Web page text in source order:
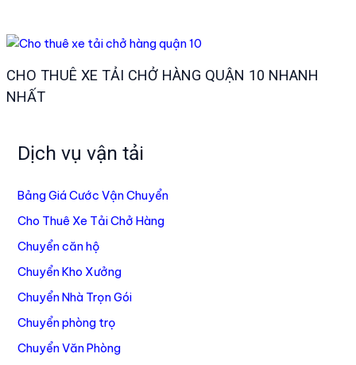
CHO THUÊ XE TẢI CHỞ HÀNG QUẬN 10 NHANH
NHẤT
Dịch vụ vận tải
Bảng Giá Cước Vận Chuyển
Cho Thuê Xe Tải Chở Hàng
Chuyển căn hộ
Chuyển Kho Xưởng
Chuyển Nhà Trọn Gói
Chuyển phòng trọ
Chuyển Văn Phòng